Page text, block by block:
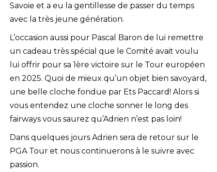
Savoie et a eu la gentillesse de passer du temps
avec la très jeune génération.
L’occasion aussi pour Pascal Baron de lui remettre
un cadeau très spécial que le Comité avait voulu
lui offrir pour sa 1ère victoire sur le Tour européen
en 2025. Quoi de mieux qu’un objet bien savoyard,
une belle cloche fondue par Ets Paccard! Alors si
vous entendez une cloche sonner le long des
fairways vous saurez qu’Adrien n’est pas loin!
Dans quelques jours Adrien sera de retour sur le
PGA Tour et nous continuerons à le suivre avec
passion.